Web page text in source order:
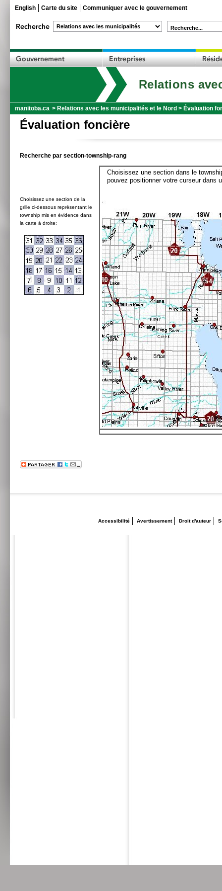
English Carte du site Communiquer avec le gouvernement
Recherche...
Relations
manitoba.ca > Relations avec les municipalités et le Nord > Évaluation
Évaluation foncière
Recherche par section-township-rang
Choisissez une section de la
grille ci-dessous représentant le
township mis en évidence dans
la carte à droite:
Choisissez une section dans le
pouvez positionner votre curseur dans
Accessibilité Avertissement Droit d'auteur